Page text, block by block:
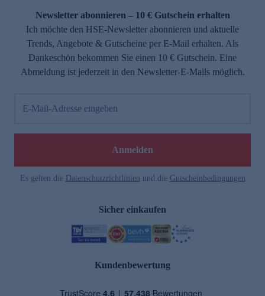
Newsletter abonnieren – 10 € Gutschein erhalten
Ich möchte den HSE-Newsletter abonnieren und aktuelle
Trends, Angebote & Gutscheine per E-Mail erhalten. Als
Dankeschön bekommen Sie einen 10 € Gutschein. Eine
Abmeldung ist jederzeit in den Newsletter-E-Mails möglich.
E-Mail-Adresse eingeben
Anmelden
Es gelten die Datenschutzrichtlinien und die Gutscheinbedingungen
Sicher einkaufen
Kundenbewertung